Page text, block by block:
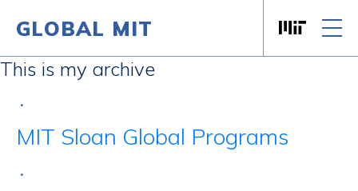
Skip to content
GLOBAL MIT
This is my archive
•
MIT Sloan Global Programs
•